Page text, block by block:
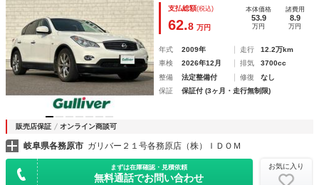
シート前後 純正アルミホイール 純正フロアマット 取扱説
明書
支払総額(税込)
62.8 万円
本体価格
53.9
万円
諸費用
8.9
万円
年式 2009年 走行
12.2万km
車検
2026年12月 排気
3700cc
整備
法定整備付 修復
なし
保証
保証付 (3ヶ月・走行無制限)
販売店保証 オンライン商談可
岐阜県各務原市 ガリバー２１号各務原店（株）ＩＤＯＭ
まずは在庫確認・見積依頼
無料通話でお問い合わせ
お気に入り